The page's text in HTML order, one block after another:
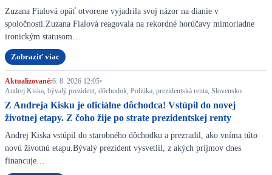
Zuzana Fialová opäť otvorene vyjadrila svoj názor na dianie v
spoločnosti.Zuzana Fialová reagovala na rekordné horúčavy mimoriadne
ironickým statusom…
Zobraziť viac
Aktualizované:6. 8. 2026 12:05•
Andrej Kiska, bývalý prezident, dôchodok, Politika, prezidentská renta, Slovensko
Z Andreja Kisku je oficiálne dôchodca! Vstúpil do novej
životnej etapy. Z čoho žije po strate prezidentskej renty
Andrej Kiska vstúpil do starobného dôchodku a prezradil, ako vníma túto
novú životnú etapu.Bývalý prezident vysvetlil, z akých príjmov dnes
financuje…